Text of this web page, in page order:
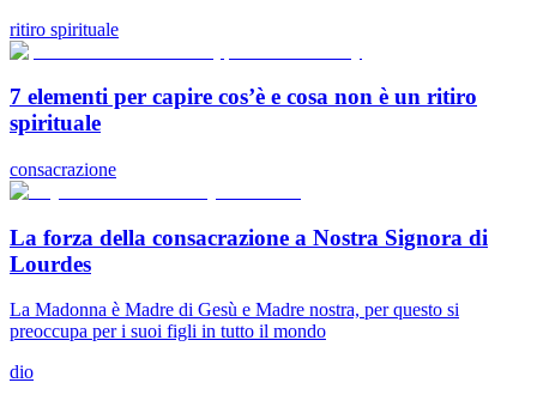
ritiro spirituale
7 elementi per capire cos’è e cosa non è un ritiro
spirituale
consacrazione
La forza della consacrazione a Nostra Signora di
Lourdes
La Madonna è Madre di Gesù e Madre nostra, per questo si
preoccupa per i suoi figli in tutto il mondo
dio